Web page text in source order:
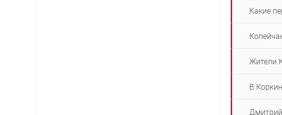
Какие
Жители
В
Дмитрий